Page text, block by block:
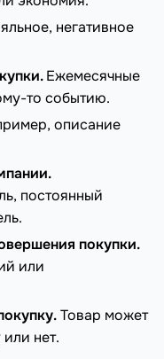
негативное
Ежемесячные
то событию.
описание
постоянный
покупки.
или
Товар может
нет.